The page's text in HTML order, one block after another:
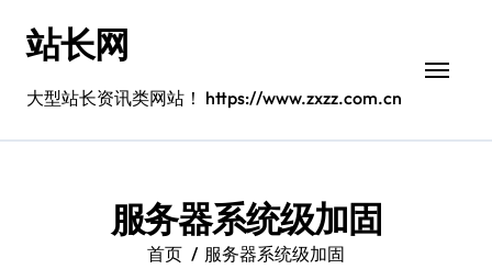
站长网
大型站长资讯类网站！ https://www.zxzz.com.cn
服务器系统级加固
首页 服务器系统级加固